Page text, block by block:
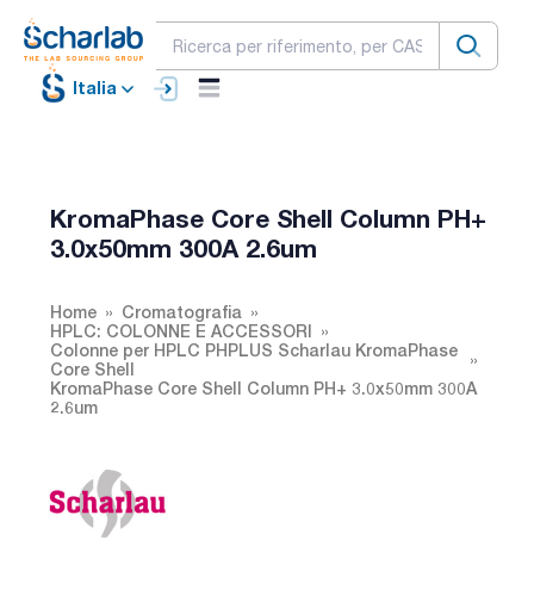
Italia
KromaPhase Core Shell Column PH+
3.0x50mm 300A 2.6um
Home
Cromatografia
HPLC: COLONNE E ACCESSORI
Colonne per HPLC PHPLUS Scharlau KromaPhase
Core Shell
KromaPhase Core Shell Column PH+ 3.0x50mm 300A
2.6um